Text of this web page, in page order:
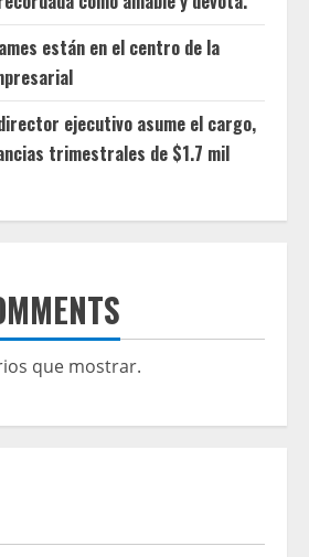
están en el centro de la
ejecutivo asume el cargo,
trimestrales de $1.7 mil
que mostrar.